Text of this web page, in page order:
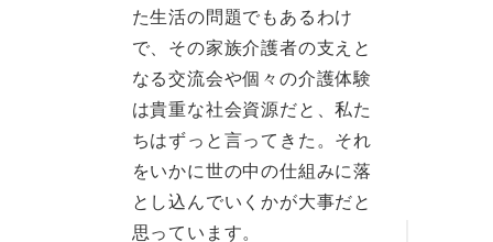
た生活の問題でもあるわけ
で、その家族介護者の支えと
なる交流会や個々の介護体験
は貴重な社会資源だと、私た
ちはずっと言ってきた。それ
をいかに世の中の仕組みに落
とし込んでいくかが大事だと
思っています。